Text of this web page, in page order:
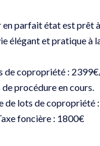
parfait état est prêt
élégant et pratique à
de copropriété :
de procédure en cours.
de lots de copropriété
foncière : 1800€